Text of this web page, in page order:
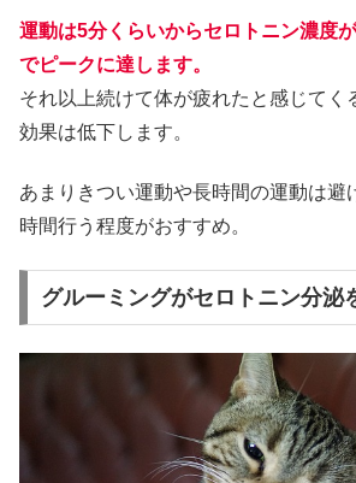
運動は5分くらいからセロトニン濃度
でピークに達します。
それ以上続けて体が疲れたと感じてく
効果は低下します。
あまりきつい運動や長時間の運動は避
時間行う程度がおすすめ。
グルーミングがセロトニン分泌